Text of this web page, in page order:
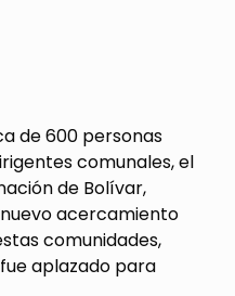
de 600 personas
comunales, el
de Bolívar,
acercamiento
comunidades,
aplazado para